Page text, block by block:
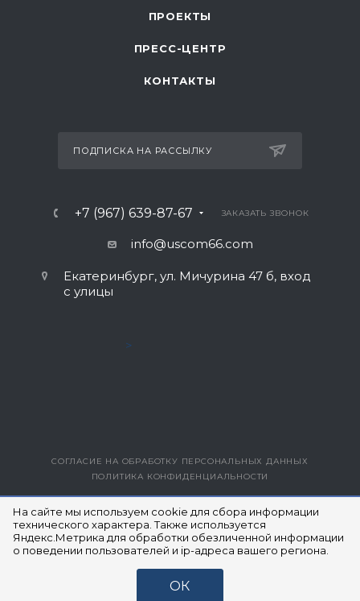
На сайте мы используем cookie для сбора информации
технического характера. Также используется
Яндекс.Метрика для обработки обезличенной информации
о поведении пользователей и ip-адреса вашего региона.
ОК
ПРОЕКТЫ
ПРЕСС-ЦЕНТР
КОНТАКТЫ
ПОДПИСКА НА РАССЫЛКУ
+7 (967) 639-87-67 ЗАКАЗАТЬ ЗВОНОК
info@uscom66.com
Екатеринбург, ул. Мичурина 47 б, вход
с улицы
>
ВЕРСИЯ ДЛЯ ПЕЧАТИ
СОГЛАСИЕ НА ОБРАБОТКУ ПЕРСОНАЛЬНЫХ ДАННЫХ
ПОЛИТИКА КОНФИДЕНЦИАЛЬНОСТИ
© 2014- 2026 ЮЭСКОМ